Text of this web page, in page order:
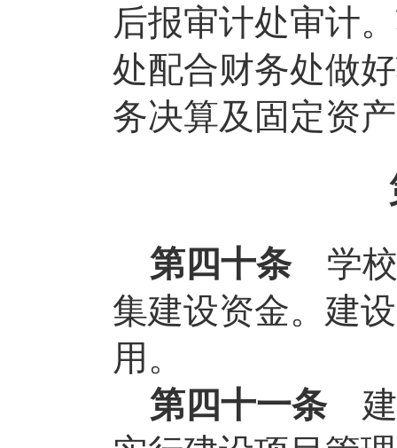
后报审计处审计
处配合财务处做
务决算及固定资
第四十条 学
集建设资金。建
用。
第四十一条